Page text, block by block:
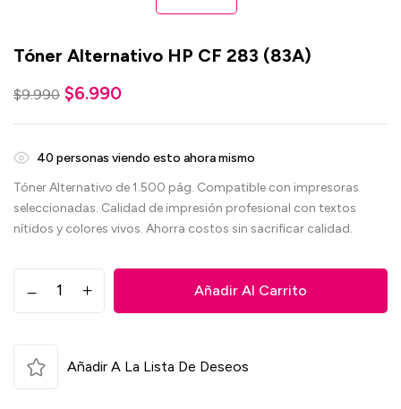
Tóner Alternativo HP CF 283 (83A)
$9.990 $6.990
40 personas viendo esto ahora mismo
Tóner Alternativo de 1.500 pág. Compatible con impresoras
seleccionadas. Calidad de impresión profesional con textos
nítidos y colores vivos. Ahorra costos sin sacrificar calidad.
Añadir Al Carrito
Añadir A La Lista De Deseos